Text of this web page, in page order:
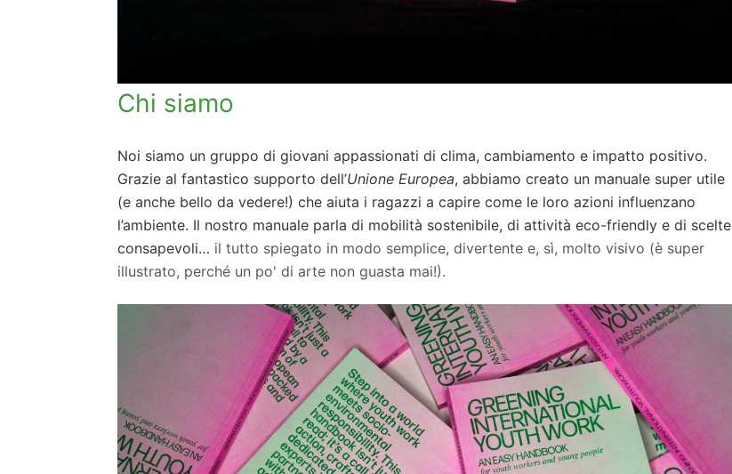
Chi siamo
Noi siamo un gruppo di giovani appassionati di clima, cambiamento e impatto positivo.
Grazie al fantastico supporto dell’Unione Europea, abbiamo creato un manuale super utile
(e anche bello da vedere!) che aiuta i ragazzi a capire come le loro azioni influenzano
l’ambiente. Il nostro manuale parla di mobilità sostenibile, di attività eco-friendly e di scelte
consapevoli… il tutto spiegato in modo semplice, divertente e, sì, molto visivo (è super
illustrato, perché un po' di arte non guasta mai!).